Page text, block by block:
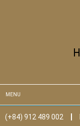
MENU
(+84) 912 489 002